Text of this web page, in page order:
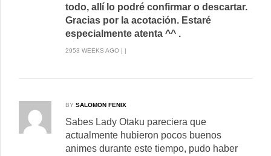
todo, allí lo podré confirmar o descartar.
Gracias por la acotación. Estaré
especialmente atenta ^^ .
2953 WEEKS AGO | |
BY SALOMON FENIX
Sabes Lady Otaku pareciera que
actualmente hubieron pocos buenos
animes durante este tiempo, pudo haber